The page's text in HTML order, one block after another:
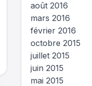
août 2016
mars 2016
février 2016
octobre 2015
juillet 2015
juin 2015
mai 2015